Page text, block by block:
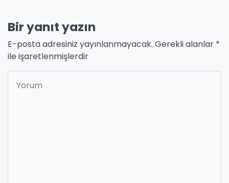
Bir yanıt yazın
E-posta adresiniz yayınlanmayacak. Gerekli alanlar *
ile işaretlenmişlerdir